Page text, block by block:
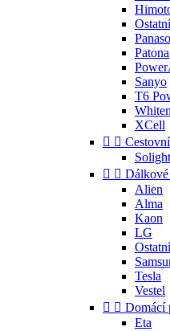
Ostatní
Patona
Sanyo
T6
XCell
 
Solight
  Dálkové
Alien
Alma
Kaon
LG
Ostatní
Tesla
Vestel
  Domácí
Eta